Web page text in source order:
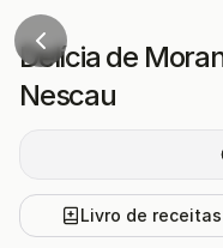
Delícia de
Nescau
Livro de receitas